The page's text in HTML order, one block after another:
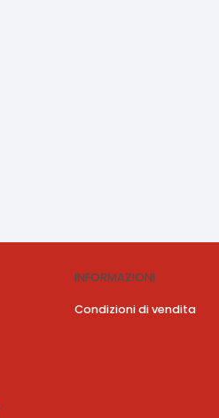
INFORMAZIONI
Condizioni di vendita